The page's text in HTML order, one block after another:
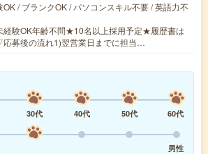
OK / ブランクOK / パソコンスキル不要 / 英語力不
経験OK年齢不問★10名以上採用予定★履歴書は
募後の流れ1)翌営業日までに担当…
30代 40代 50代
60代
男性